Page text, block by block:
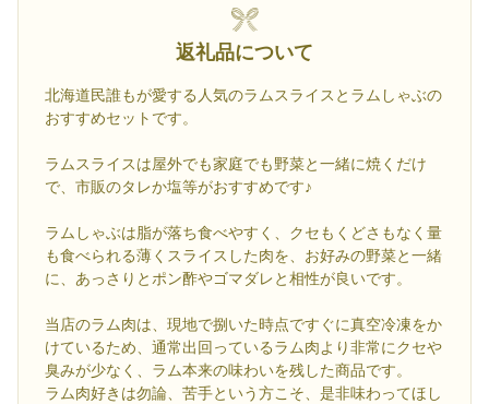
返礼品について
北海道民誰もが愛する人気のラムスライスとラムしゃぶの
おすすめセットです。
ラムスライスは屋外でも家庭でも野菜と一緒に焼くだけ
で、市販のタレか塩等がおすすめです♪
ラムしゃぶは脂が落ち食べやすく、クセもくどさもなく量
も食べられる薄くスライスした肉を、お好みの野菜と一緒
に、あっさりとポン酢やゴマダレと相性が良いです。
当店のラム肉は、現地で捌いた時点ですぐに真空冷凍をか
けているため、通常出回っているラム肉より非常にクセや
臭みが少なく、ラム本来の味わいを残した商品です。
ラム肉好きは勿論、苦手という方こそ、是非味わってほし